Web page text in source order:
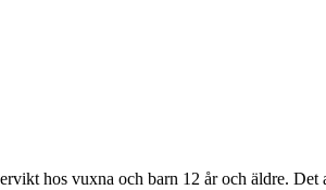
hos vuxna och barn 12 år och äldre.